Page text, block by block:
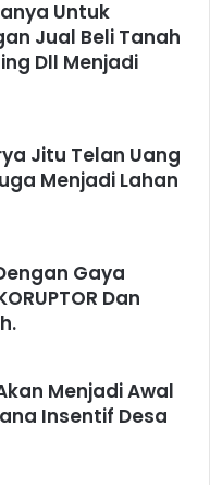
Untuk
Jual Beli Tanah
Dll Menjadi
Jitu Telan Uang
Menjadi Lahan
Gaya
Dan
Menjadi Awal
Insentif Desa